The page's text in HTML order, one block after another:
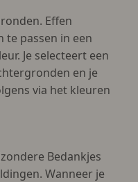
Effen
te passen in een
Je selecteert een
en je
via het kleuren
Bedankjes
Wanneer je